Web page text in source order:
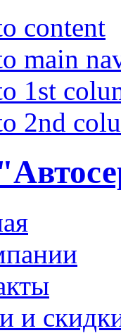
content
main
1st
2nd
и